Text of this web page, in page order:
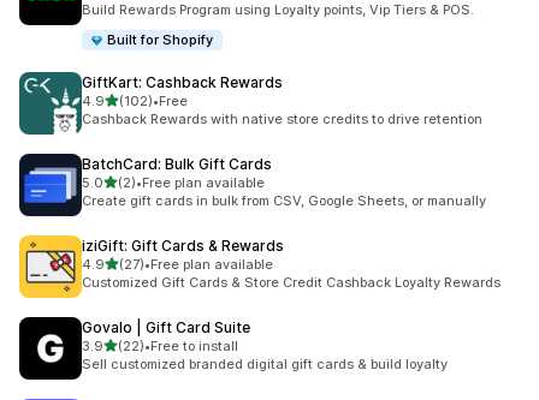
Build Rewards Program using Loyalty points, Vip Tiers & POS.
Built for Shopify
GiftKart: Cashback Rewards
4.9별 5개 중
(102)
총 리뷰 102개
•Free
Cashback Rewards with native store credits to drive retention
BatchCard: Bulk Gift Cards
5.0별 5개 중
(2)
총 리뷰 2개
•Free plan available
Create gift cards in bulk from CSV, Google Sheets, or manually
iziGift: Gift Cards & Rewards
4.9별 5개 중
(27)
총 리뷰 27개
•Free plan available
Customized Gift Cards & Store Credit Cashback Loyalty Rewards
Govalo | Gift Card Suite
3.9별 5개 중
(22)
총 리뷰 22개
•Free to install
Sell customized branded digital gift cards & build loyalty